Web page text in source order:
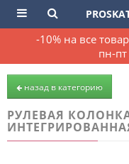
-10% на все
пн-
назад в категорию
РУЛЕВАЯ КОЛОНКА